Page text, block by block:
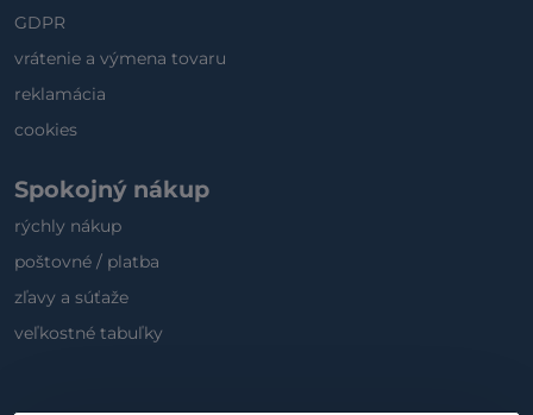
GDPR
vrátenie a výmena tovaru
reklamácia
cookies
Spokojný nákup
rýchly nákup
poštovné / platba
zľavy a súťaže
veľkostné tabuľky